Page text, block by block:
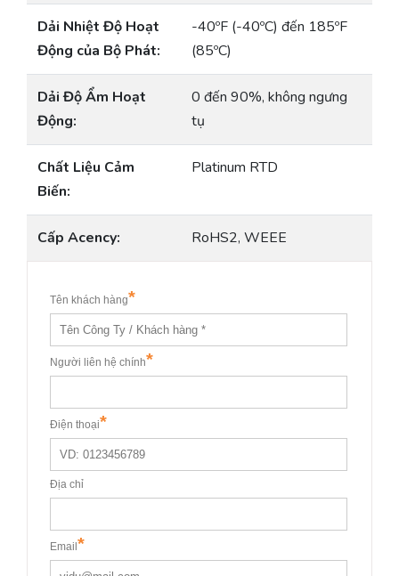
Dải Nhiệt Độ Hoạt
Động của Bộ Phát:
-40ºF (-40ºC) đến 185ºF
(85ºC)
Dải Độ Ẩm Hoạt
Động:
0 đến 90%, không ngưng
tụ
Chất Liệu Cảm
Biến:
Platinum RTD
Cấp Acency: RoHS2, WEEE